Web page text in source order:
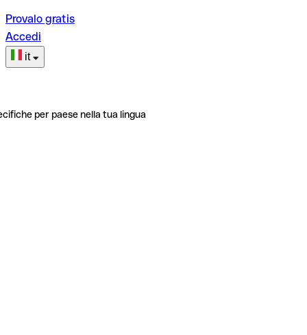
Provalo gratis
Accedi
it
per paese nella tua lingua